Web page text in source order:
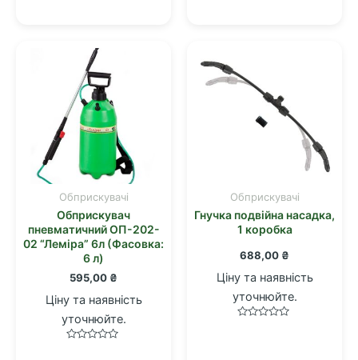
Обприскувачі
Обприскувач
пневматичний ОП-202-
02 “Леміра” 6л (Фасовка:
6 л)
595,00 ₴
Ціну та наявність
уточнюйте.
Обприскувачі
Гнучка подвійна насадка,
1 коробка
688,00 ₴
Ціну та наявність
уточнюйте.